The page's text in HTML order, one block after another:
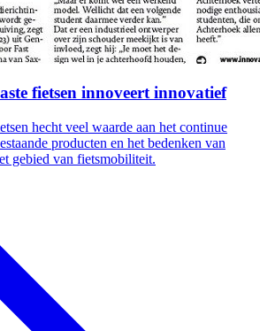
fietsen innoveert innovatief
hecht veel waarde aan het continue
producten en het bedenken van
gebied van fietsmobiliteit.